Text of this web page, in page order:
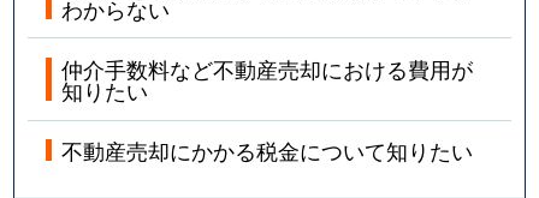
わからない
仲介手数料など不動産売却における費用が
知りたい
不動産売却にかかる税金について知りたい